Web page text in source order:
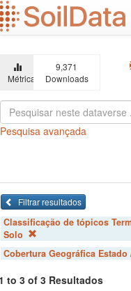
Ir
para
o
principal
Métricas
9,371
Downloads
Pesquisa avançada
Filtrar resultados
Classificação de tópicos
Solo
Cobertura Geográfica
to 3 of 3 Resultados